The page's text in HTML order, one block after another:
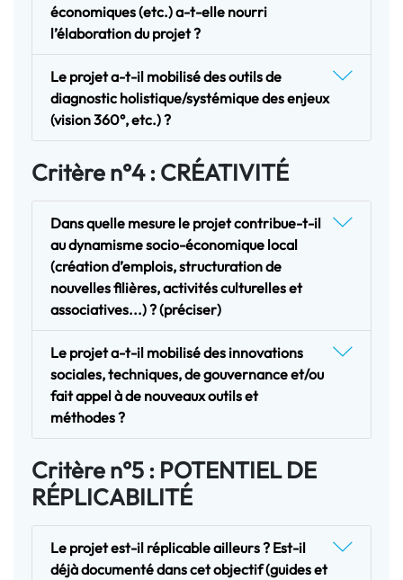
économiques (etc.) a-t-elle nourri
l’élaboration du projet ?
Le projet a-t-il mobilisé des outils de
diagnostic holistique/systémique des enjeux
(vision 360°, etc.) ?
Critère n°4 : CRÉATIVITÉ
Dans quelle mesure le projet contribue-t-il
au dynamisme socio-économique local
(création d’emplois, structuration de
nouvelles filières, activités culturelles et
associatives...) ? (préciser)
Le projet a-t-il mobilisé des innovations
sociales, techniques, de gouvernance et/ou
fait appel à de nouveaux outils et
méthodes ?
Critère n°5 : POTENTIEL DE
RÉPLICABILITÉ
Le projet est-il réplicable ailleurs ? Est-il
déjà documenté dans cet objectif (guides et